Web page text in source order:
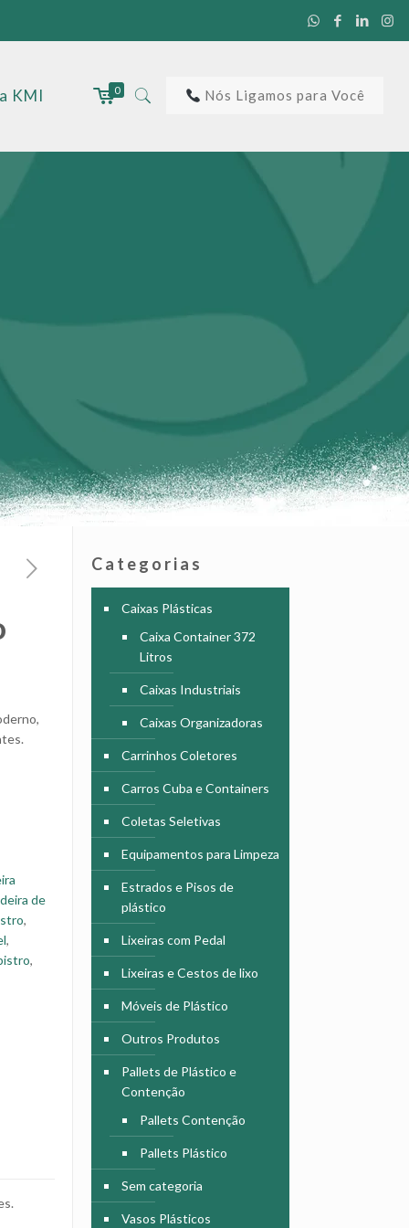
KMI 0 Nós Ligamos para Você
de
,
,
,
Categorias
Caixas Plásticas
Caixa Container 372
Litros
Caixas Industriais
Caixas Organizadoras
Carrinhos Coletores
Carros Cuba e Containers
Coletas Seletivas
Equipamentos para Limpeza
Estrados e Pisos de
plástico
Lixeiras com Pedal
Lixeiras e Cestos de lixo
Móveis de Plástico
Outros Produtos
Pallets de Plástico e
Contenção
Pallets Contenção
Pallets Plástico
Sem categoria
Vasos Plásticos